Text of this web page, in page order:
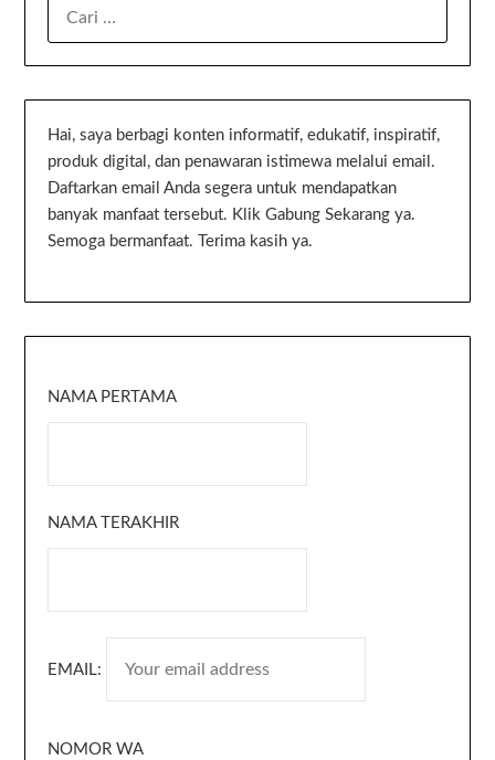
Hai, saya berbagi konten informatif, edukatif, inspiratif,
produk digital, dan penawaran istimewa melalui email.
Daftarkan email Anda segera untuk mendapatkan
banyak manfaat tersebut. Klik Gabung Sekarang ya.
Semoga bermanfaat. Terima kasih ya.
NAMA PERTAMA
NAMA TERAKHIR
EMAIL:
NOMOR WA